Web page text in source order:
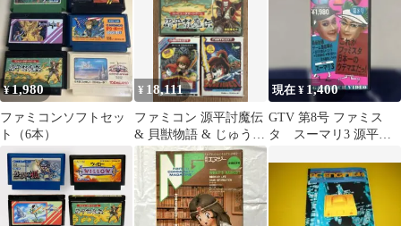
¥1,980
ファミコンソフトセッ
ト（6本）
¥ 18,111
ファミコン 源平討魔伝
& 貝獣物語 & じゅうべ
えくえすと
現在 ¥ 1,400
GTV 第8号 ファミス
タ スーマリ3 源平討